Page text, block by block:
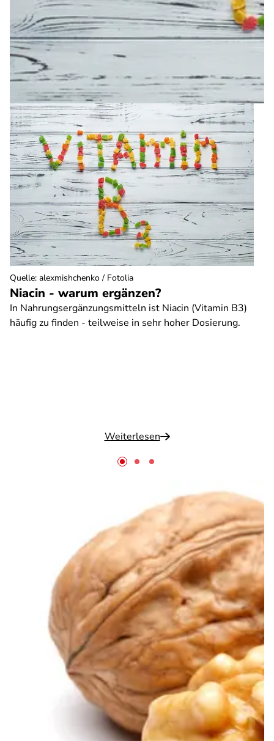
Niacin - warum ergänzen?
In Nahrungsergänzungsmitteln ist Niacin (Vitamin B3)
häufig zu finden - teilweise in sehr hoher Dosierung.
Weiterlesen
Quelle: alexmishchenko / Fotolia